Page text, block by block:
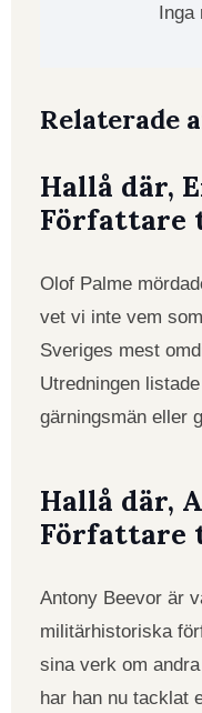
Inga
Relaterade
Hallå där,
Författare
Olof Palme
vet vi inte vem
Sveriges mest
Utredningen
gärningsmän eller
Hallå där,
Författare
Antony Beevor är
militärhistoriska
sina verk om
har han nu tacklat